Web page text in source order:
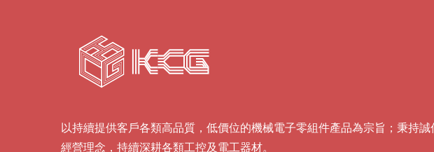
以持續提供客戶各類高品質，低價位的機械電子零組件產品為宗旨；秉持
經營理念，持續深耕各類工控及電工器材。